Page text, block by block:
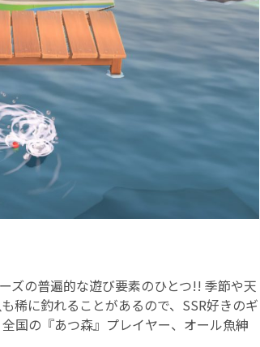
ズの普遍的な遊び要素のひとつ!! 季節や天
稀に釣れることがあるので、SSR好きのギ
国の『あつ森』プレイヤー、オール魚紳